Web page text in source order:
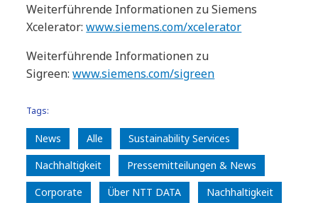
Weiterführende Informationen zu Siemens
Xcelerator:www.siemens.com/xcelerator
Weiterführende Informationen zu
Sigreen:www.siemens.com/sigreen
Tags:
News Alle
Sustainability Services
Nachhaltigkeit
Pressemitteilungen & News
Corporate
Über NTT DATA
Nachhaltigkeit